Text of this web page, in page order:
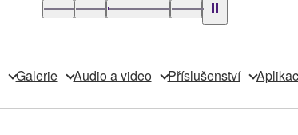
Galerie Audio a video Příslušenství